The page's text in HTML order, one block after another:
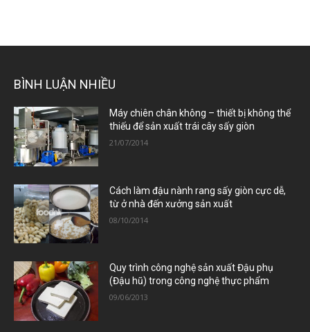
BÌNH LUẬN NHIỀU
Máy chiên chân không – thiết bị không thể
thiếu để sản xuất trái cây sấy giòn
21/07/2014
Cách làm đậu nành rang sấy giòn cực dễ,
từ ở nhà đến xưởng sản xuất
08/10/2014
Quy trình công nghệ sản xuất Đậu phụ
(Đậu hũ) trong công nghệ thực phẩm
09/06/2013